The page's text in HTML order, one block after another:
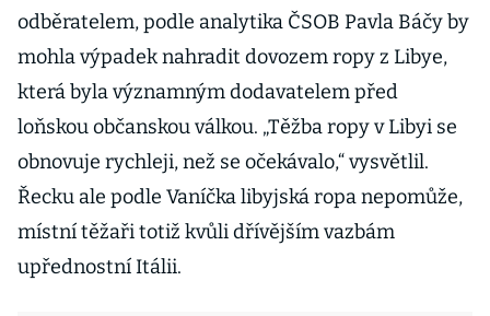
odběratelem, podle analytika ČSOB Pavla Báčy by
mohla výpadek nahradit dovozem ropy z Libye,
která byla významným dodavatelem před
loňskou občanskou válkou. „Těžba ropy v Libyi se
obnovuje rychleji, než se očekávalo,“ vysvětlil.
Řecku ale podle Vaníčka libyjská ropa nepomůže,
místní těžaři totiž kvůli dřívějším vazbám
upřednostní Itálii.